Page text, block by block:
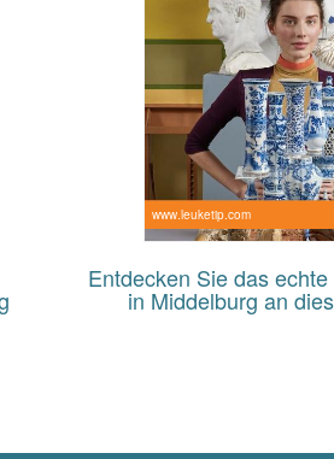
www.leuketip.com
Entdecken Sie das
in Middelburg an